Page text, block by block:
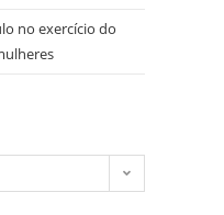
no exercício do